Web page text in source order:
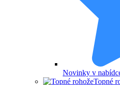
Novinky v
Topné